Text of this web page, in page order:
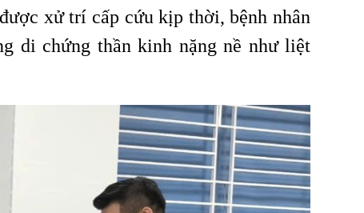
xử trí cấp cứu kịp thời, bệnh nhân
di chứng thần kinh nặng nề như liệt